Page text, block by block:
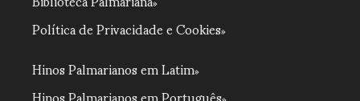
Política de Privacidade e Cookies
Hinos Palmarianos em Latim